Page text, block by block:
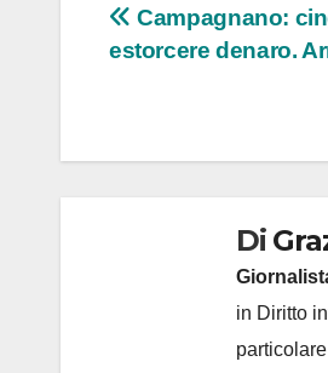
Campagnano:
estorcere denaro.
Di
in Diritto